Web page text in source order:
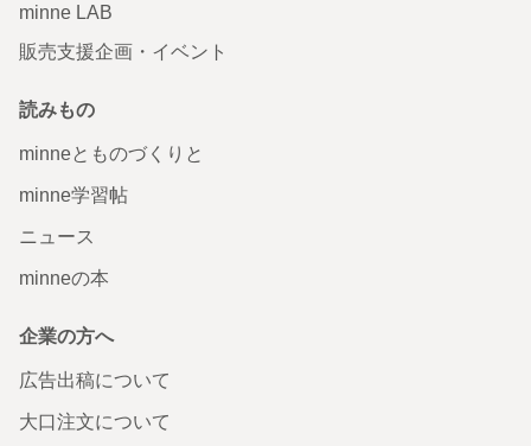
minne LAB
販売支援企画・イベント
読みもの
minneとものづくりと
minne学習帖
ニュース
minneの本
企業の方へ
広告出稿について
大口注文について